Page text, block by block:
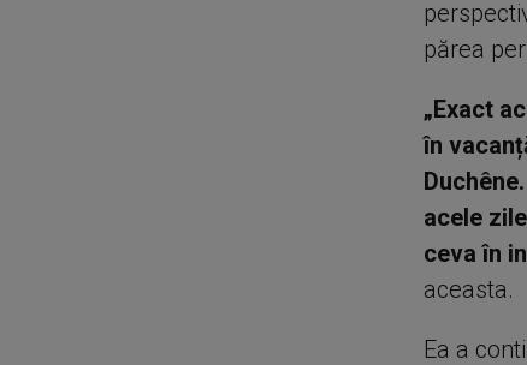
părea
„Exact
în
acele
ceva în
aceasta.
Ea a